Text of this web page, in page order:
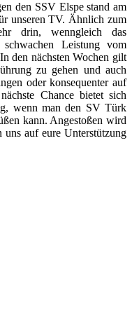
den SSV Elspe stand am
unseren TV. Ähnlich zum
drin, wenngleich das
schwachen Leistung vom
den nächsten Wochen gilt
zu gehen und auch
oder konsequenter auf
Chance bietet sich
wenn man den SV Türk
kann. Angestoßen wird
auf eure Unterstützung